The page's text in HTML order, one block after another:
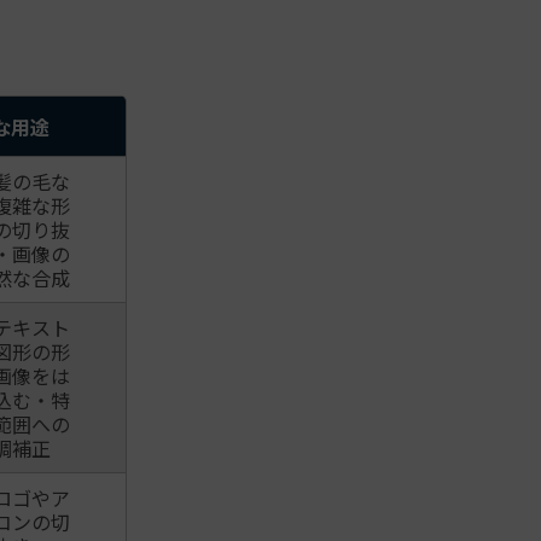
用途
の毛な
雑な形
切り抜
画像の
な合成
キスト
形の形
像をは
む・特
囲への
補正
ゴやア
ンの切